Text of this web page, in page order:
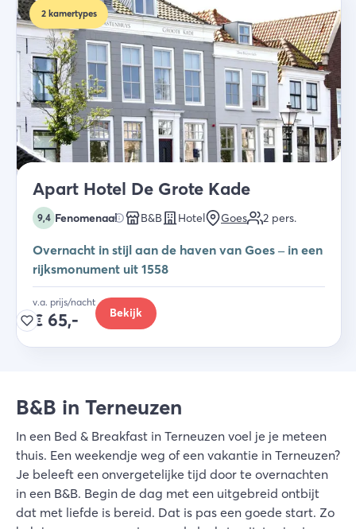
2 kamertypes
Apart Hotel De Grote Kade
9,4 Fenomenaal B&B Hotel Goes 2 pers.
Overnacht in stijl aan de haven van Goes – in een
rijksmonument uit 1558
v.a. prijs/nacht
€ 65,- Bekijk
B&B in Terneuzen
In een Bed & Breakfast in Terneuzen voel je je meteen
thuis. Een weekendje weg of een vakantie in Terneuzen?
Je beleeft een onvergetelijke tijd door te overnachten
in een B&B. Begin de dag met een uitgebreid ontbijt
dat met liefde is bereid. Dat is pas een goede start. Zo